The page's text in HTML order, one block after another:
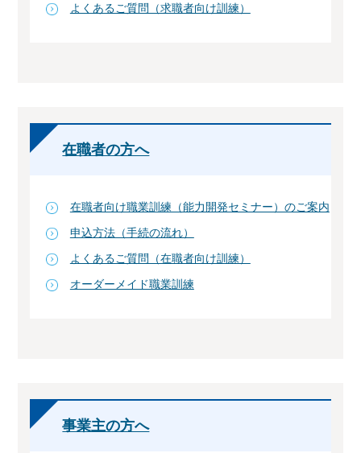
よくあるご質問（求職者向け訓練）
在職者の方へ
在職者向け職業訓練（能力開発セミナー）のご案内
申込方法（手続の流れ）
よくあるご質問（在職者向け訓練）
オーダーメイド職業訓練
事業主の方へ